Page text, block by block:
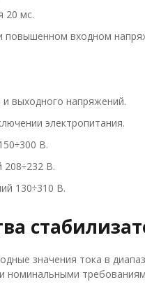
20 мс.
повышенном входном
выходного напряжений.
электропитания.
В.
В.
130÷310 В.
значения тока в